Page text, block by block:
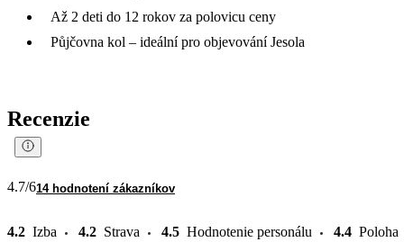
Až 2 deti do 12 rokov za polovicu ceny
Půjčovna kol – ideální pro objevování Jesola
Recenzie
4.7/614 hodnotení zákazníkov
4.2 Izba 4.2 Strava 4.5 Hodnotenie personálu 4.4 Poloha